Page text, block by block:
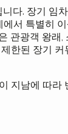
다. 장기 임
서 특별히
관광객 왕래,
한된 장기
남에 따